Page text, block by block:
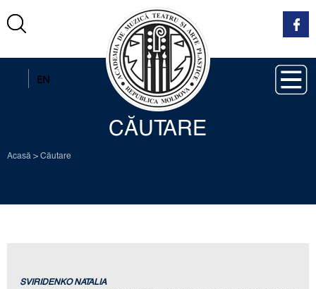
EN
CĂUTARE
Acasă > Căutare
SVIRIDENKO NATALIA